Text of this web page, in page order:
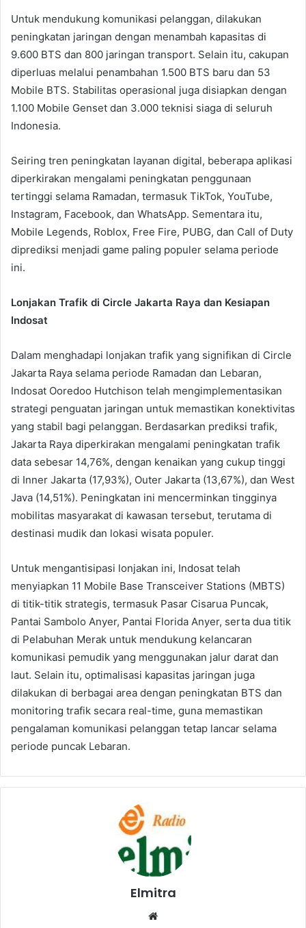
Untuk mendukung komunikasi pelanggan, dilakukan
peningkatan jaringan dengan menambah kapasitas di
9.600 BTS dan 800 jaringan transport. Selain itu, cakupan
diperluas melalui penambahan 1.500 BTS baru dan 53
Mobile BTS. Stabilitas operasional juga disiapkan dengan
1.100 Mobile Genset dan 3.000 teknisi siaga di seluruh
Indonesia.
Seiring tren peningkatan layanan digital, beberapa aplikasi
diperkirakan mengalami peningkatan penggunaan
tertinggi selama Ramadan, termasuk TikTok, YouTube,
Instagram, Facebook, dan WhatsApp. Sementara itu,
Mobile Legends, Roblox, Free Fire, PUBG, dan Call of Duty
diprediksi menjadi game paling populer selama periode
ini.
Lonjakan Trafik di Circle Jakarta Raya dan Kesiapan
Indosat
Dalam menghadapi lonjakan trafik yang signifikan di Circle
Jakarta Raya selama periode Ramadan dan Lebaran,
Indosat Ooredoo Hutchison telah mengimplementasikan
strategi penguatan jaringan untuk memastikan konektivitas
yang stabil bagi pelanggan. Berdasarkan prediksi trafik,
Jakarta Raya diperkirakan mengalami peningkatan trafik
data sebesar 14,76%, dengan kenaikan yang cukup tinggi
di Inner Jakarta (17,93%), Outer Jakarta (13,67%), dan West
Java (14,51%). Peningkatan ini mencerminkan tingginya
mobilitas masyarakat di kawasan tersebut, terutama di
destinasi mudik dan lokasi wisata populer.
Untuk mengantisipasi lonjakan ini, Indosat telah
menyiapkan 11 Mobile Base Transceiver Stations (MBTS)
di titik-titik strategis, termasuk Pasar Cisarua Puncak,
Pantai Sambolo Anyer, Pantai Florida Anyer, serta dua titik
di Pelabuhan Merak untuk mendukung kelancaran
komunikasi pemudik yang menggunakan jalur darat dan
laut. Selain itu, optimalisasi kapasitas jaringan juga
dilakukan di berbagai area dengan peningkatan BTS dan
monitoring trafik secara real-time, guna memastikan
pengalaman komunikasi pelanggan tetap lancar selama
periode puncak Lebaran.
Elmitra
Website